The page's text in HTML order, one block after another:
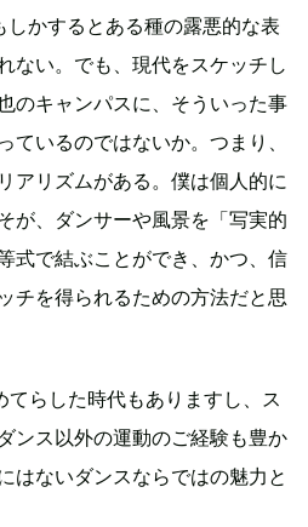
かするとある種の露悪的な表
ない。でも、現代をスケッチし
のキャンパスに、そういった事
ているのではないか。つまり、
アリズムがある。僕は個人的に
が、ダンサーや風景を「写実的
式で結ぶことができ、かつ、信
チを得られるための方法だと思
らした時代もありますし、ス
ンス以外の運動のご経験も豊か
はないダンスならではの魅力と